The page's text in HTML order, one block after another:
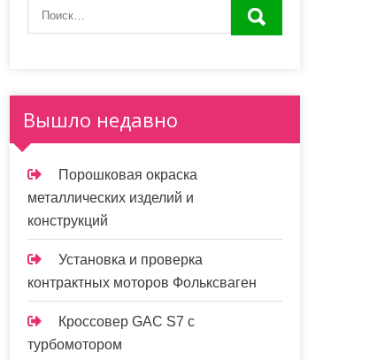
Вышло недавно
Порошковая окраска
металлических изделий и
конструкций
Установка и проверка
контрактных моторов Фольксваген
Кроссовер GAC S7 с
турбомотором